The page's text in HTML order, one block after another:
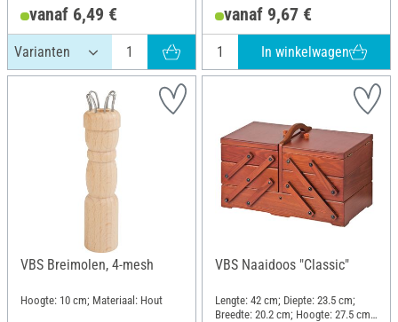
vanaf 6,49 € vanaf 9,67 €
In winkelwagen
VBS Breimolen, 4-mesh
Hoogte: 10 cm; Materiaal: Hout
VBS Naaidoos "Classic"
Lengte: 42 cm; Diepte: 23.5 cm;
Breedte: 20.2 cm; Hoogte: 27.5 cm;